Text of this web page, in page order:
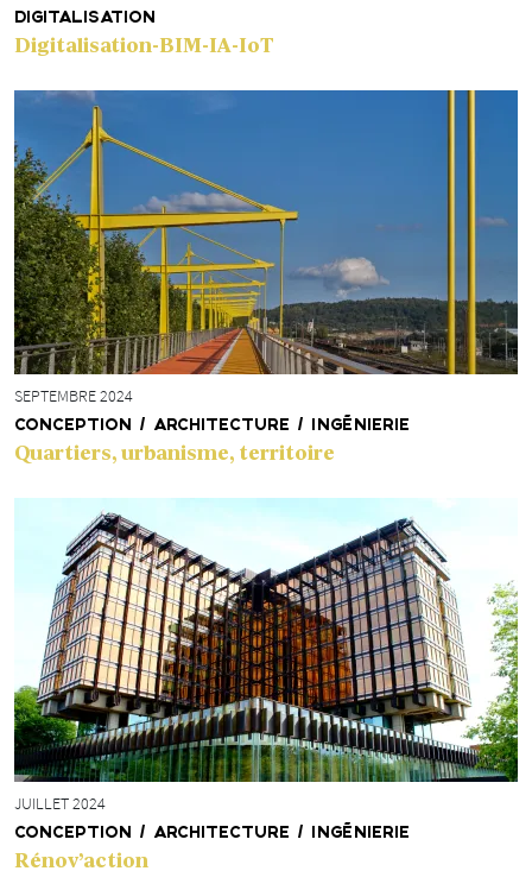
DIGITALISATION
Digitalisation-BIM-IA-IoT
SEPTEMBRE 2024
CONCEPTION / ARCHITECTURE / INGÉNIERIE
Quartiers, urbanisme, territoire
JUILLET 2024
CONCEPTION / ARCHITECTURE / INGÉNIERIE
Rénov’action